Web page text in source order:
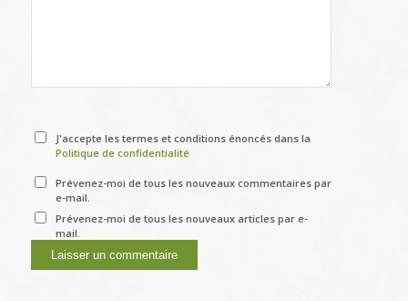
J'accepte les termes et conditions énoncés dans la
Politique de confidentialité
Prévenez-moi de tous les nouveaux commentaires par
e-mail.
Prévenez-moi de tous les nouveaux articles par e-
mail.